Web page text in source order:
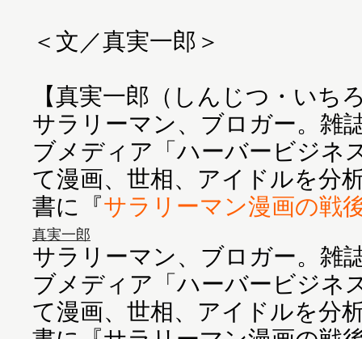
＜文／真実一郎＞
【真実一郎（しんじつ・いち
サラリーマン、ブロガー。雑
ブメディア「ハーバービジネ
て漫画、世相、アイドルを分
書に『サラリーマン漫画の戦
真実一郎
サラリーマン、ブロガー。雑
ブメディア「ハーバービジネ
て漫画、世相、アイドルを分